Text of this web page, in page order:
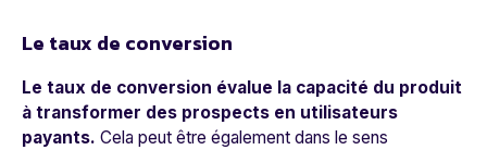
Le taux de conversion
Le taux de conversion évalue la capacité du produit
à transformer des prospects en utilisateurs
payants. Cela peut être également dans le sens